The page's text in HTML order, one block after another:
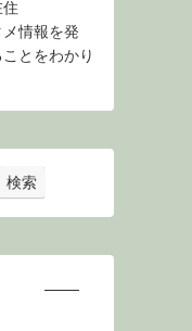
情報を発
とをわかり
検索